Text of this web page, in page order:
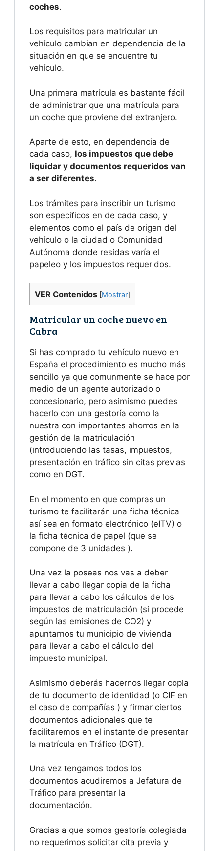
coches.
Los requisitos para matricular un
vehículo cambian en dependencia de la
situación en que se encuentre tu
vehículo.
Una primera matrícula es bastante fácil
de administrar que una matrícula para
un coche que proviene del extranjero.
Aparte de esto, en dependencia de
cada caso, los impuestos que debe
liquidar y documentos requeridos van
a ser diferentes.
Los trámites para inscribir un turismo
son específicos en de cada caso, y
elementos como el país de origen del
vehículo o la ciudad o Comunidad
Autónoma donde residas varía el
papeleo y los impuestos requeridos.
VER Contenidos [Mostrar]
Matricular un coche nuevo en
Cabra
Si has comprado tu vehículo nuevo en
España el procedimiento es mucho más
sencillo ya que comunmente se hace por
medio de un agente autorizado o
concesionario, pero asimismo puedes
hacerlo con una gestoría como la
nuestra con importantes ahorros en la
gestión de la matriculación
(introduciendo las tasas, impuestos,
presentación en tráfico sin citas previas
como en DGT.
En el momento en que compras un
turismo te facilitarán una ficha técnica
así sea en formato electrónico (eITV) o
la ficha técnica de papel (que se
compone de 3 unidades ).
Una vez la poseas nos vas a deber
llevar a cabo llegar copia de la ficha
para llevar a cabo los cálculos de los
impuestos de matriculación (si procede
según las emisiones de CO2) y
apuntarnos tu municipio de vivienda
para llevar a cabo el cálculo del
impuesto municipal.
Asimismo deberás hacernos llegar copia
de tu documento de identidad (o CIF en
el caso de compañías ) y firmar ciertos
documentos adicionales que te
facilitaremos en el instante de presentar
la matrícula en Tráfico (DGT).
Una vez tengamos todos los
documentos acudiremos a Jefatura de
Tráfico para presentar la
documentación.
Gracias a que somos gestoría colegiada
no requerimos solicitar cita previa y